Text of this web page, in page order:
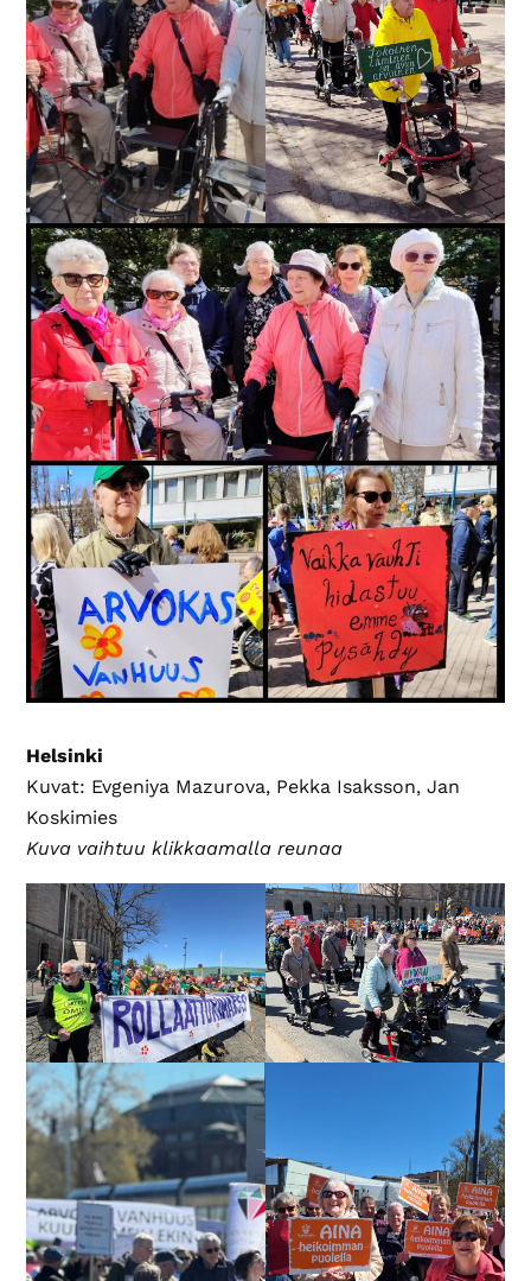
Helsinki
Kuvat: Evgeniya Mazurova, Pekka Isaksson, Jan
Koskimies
Kuva vaihtuu klikkaamalla reunaa